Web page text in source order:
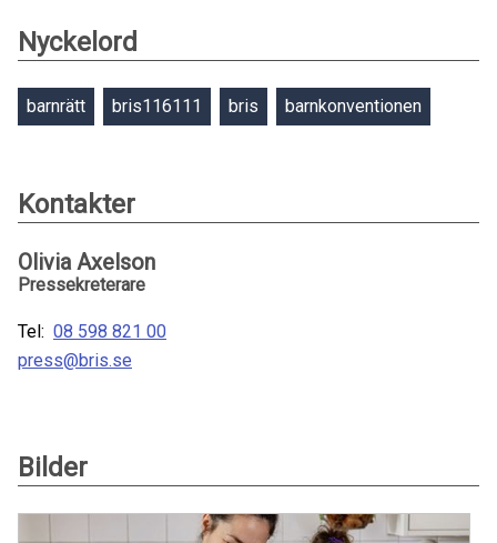
Nyckelord
barnrätt bris116111 bris barnkonventionen
Kontakter
Olivia Axelson
Pressekreterare
Tel: 08 598 821 00
press@bris.se
Bilder